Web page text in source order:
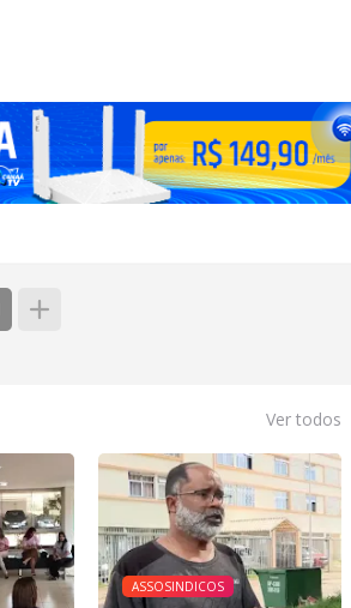
Ver todos
ASSOSINDICOS